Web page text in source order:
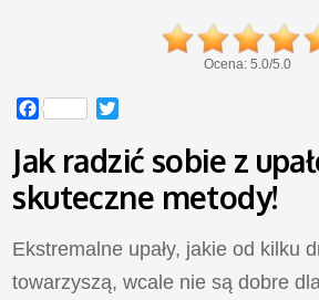
Ocena:5.0/5.0
Facebook
Jak radzić sobie z
skuteczne metody!
Ekstremalne upały, jakie od kilku
towarzyszą, wcale nie są dobre